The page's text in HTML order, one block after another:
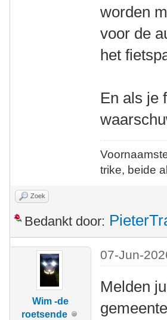
worden
voor de
het
En als je
trike, beide
Zoek
Bedankt door:
Wim -de
roetsende
07-Jun-
Melden